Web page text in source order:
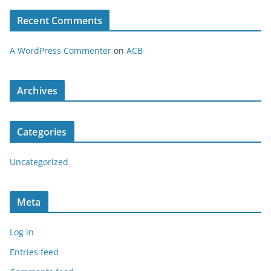
Recent Comments
A WordPress Commenter on ACB
Archives
Categories
Uncategorized
Meta
Log in
Entries feed